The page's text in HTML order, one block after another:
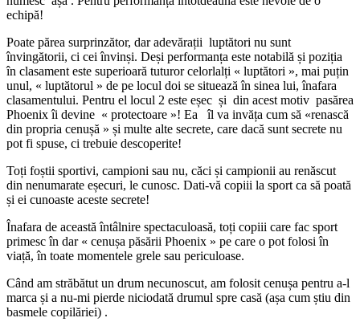
echipă!
Poate părea surprinzător, dar adevărații luptători nu sunt
învingătorii, ci cei învinși. Deși performanța este notabilă și poziția
în clasament este superioară tuturor celorlalți « luptători », mai puțin
unul, « luptătorul » de pe locul doi se situează în sinea lui, înafara
clasamentului. Pentru el locul 2 este eșec și din acest motiv pasărea
Phoenix îi devine « protectoare »! Ea îl va invăța cum să «renască
din propria cenușă » și multe alte secrete, care dacă sunt secrete nu
pot fi spuse, ci trebuie descoperite!
Toți foștii sportivi, campioni sau nu, căci și campionii au renăscut
din nenumarate eșecuri, le cunosc. Dati-vă copiii la sport ca să poată
și ei cunoaste aceste secrete!
Înafara de această întâlnire spectaculoasă, toți copiii care fac sport
primesc în dar « cenușa păsării Phoenix » pe care o pot folosi în
viață, în toate momentele grele sau periculoase.
Când am străbătut un drum necunoscut, am folosit cenușa pentru a-l
marca și a nu-mi pierde niciodată drumul spre casă (așa cum știu din
basmele copilăriei) .